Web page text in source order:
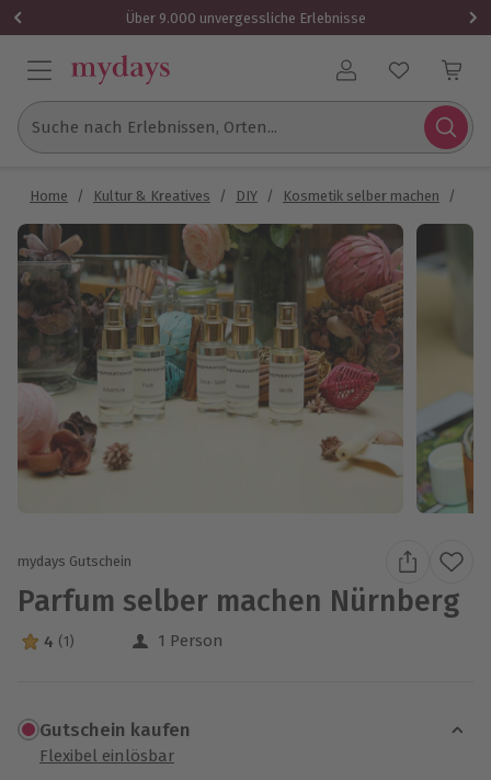
Über 9.000 unvergessliche Erlebnisse
Benutzerkonto
Suche nach Erlebnissen, Orten...
Home / Kultur & Kreatives / DIY / Kosmetik selber machen /
mydays Gutschein
Parfum selber machen Nürnberg
4 Sterne von 5 aus 1 Bewertungen
4 (1) 1 Person
Gutschein kaufen
Flexibel einlösbar